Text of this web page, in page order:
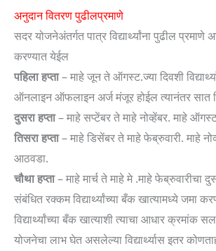
अनुदान वितरण पुढीलप्रमाणे
सदर योजनेअंतर्गत पात्र विद्यार्थ्यांना पुढील प्रमाणे
करण्यात येईल
पहिला हप्ता– माहे जून ते ऑगस्ट.ज्या दिवशी
ऑनलाइन ऑफलाइन अर्ज मंजूर होईल त्यानंतर सात
दुसरा हप्ता– माहे सप्टेंबर ते माहे नोव्हेंबर. माहे
तिसरा हप्ता– माहे डिसेंबर ते माहे फेब्रुवारी. माहे
आठवडा.
चौथा हप्ता– माहे मार्च ते माहे मे .माहे फेब्रुवारीचा
संबंधित रक्कम विद्यार्थ्यांच्या बँक खात्यामध्ये जमा
विद्यार्थ्यांच्या बँक खात्याशी त्याचा आधार क्रमांक
योजनेचा लाभ घेत असलेल्या विद्यार्थ्यास इतर